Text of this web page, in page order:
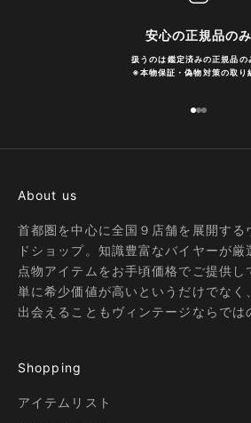
安心の正規品のみ
扱うのは鑑定済みの正規品の
※本物保証・偽物対策の取り
I18n
I18n
I18n
About us
首都圏を中心に全国９店舗を展開する
ドショップ。知識豊富なバイヤーが厳
点物アイテムをお手頃価格でご提供し
単に希少価値が高いというだけでなく
出会えることもヴィンテージならでは
Shopping
アイテムリスト